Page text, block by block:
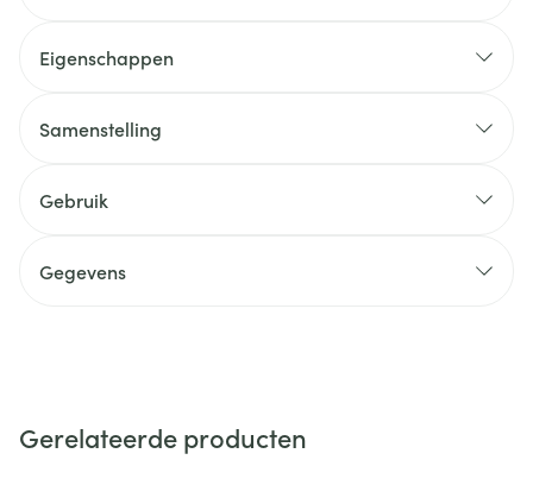
Eigenschappen
Samenstelling
Gebruik
Gegevens
Gerelateerde producten